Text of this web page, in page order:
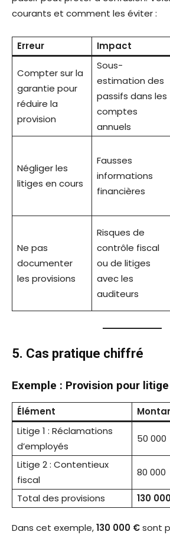
courants et comment les éviter :
Erreur Impact
Compter sur la
garantie pour
réduire la
provision
Sous-
estimation des
passifs dans les
comptes
annuels
Négliger les
litiges en cours
Fausses
informations
financières
Ne pas
documenter
les provisions
Risques de
contrôle fiscal
ou de litiges
avec les
auditeurs
5. Cas pratique chiffré
Exemple : Provision pour
Élément
Litige 1 : Réclamations
d’employés
50 000
Litige 2 : Contentieux
fiscal
80 000
Total des provisions 130
Dans cet exemple,130 000 €sont